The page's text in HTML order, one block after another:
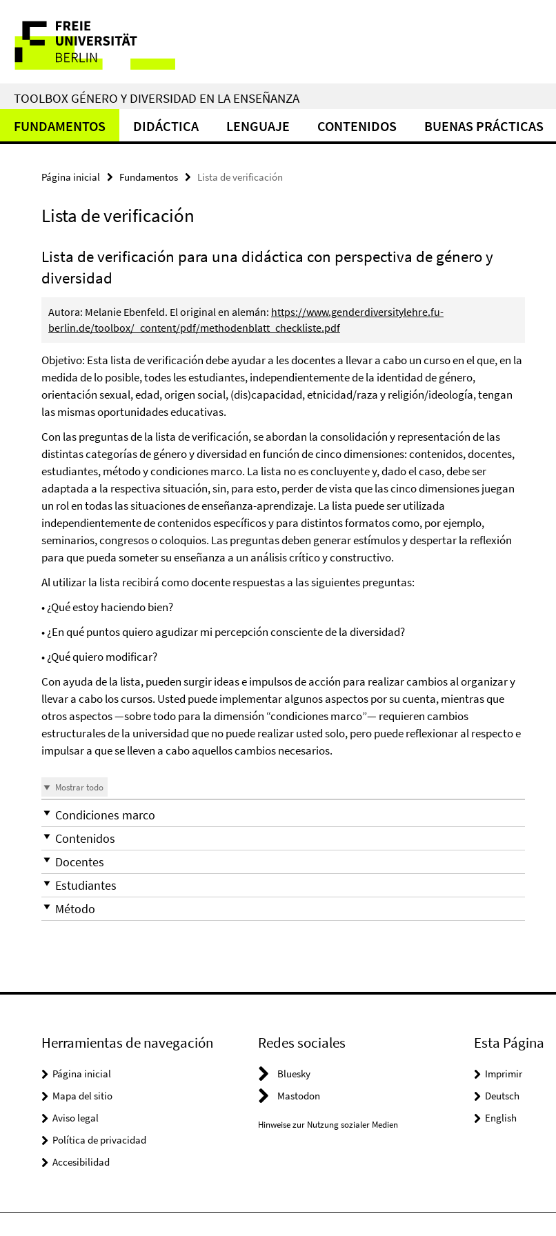
direkt
Inhalt
Herramientas
de
navegación
TOOLBOX GÉNERO Y DIVERSIDAD EN LA ENSEÑANZA
FUNDAMENTOS DIDÁCTICA LENGUAJE CONTENIDOS BUENAS PRÁCTICAS
Página inicial Fundamentos Lista de verificación
Lista de verificación
Lista de verificación para una didáctica con perspectiva de género y
diversidad
Autora: Melanie Ebenfeld. El original en alemán: https://www.genderdiversitylehre.fu-
berlin.de/toolbox/_content/pdf/methodenblatt_checkliste.pdf
Objetivo: Esta lista de verificación debe ayudar a les docentes a llevar a cabo un curso en el que, en la
medida de lo posible, todes les estudiantes, independientemente de la identidad de género,
orientación sexual, edad, origen social, (dis)capacidad, etnicidad/raza y religión/ideología, tengan
las mismas oportunidades educativas.
Con las preguntas de la lista de verificación, se abordan la consolidación y representación de las
distintas categorías de género y diversidad en función de cinco dimensiones: contenidos, docentes,
estudiantes, método y condiciones marco. La lista no es concluyente y, dado el caso, debe ser
adaptada a la respectiva situación, sin, para esto, perder de vista que las cinco dimensiones juegan
un rol en todas las situaciones de enseñanza-aprendizaje. La lista puede ser utilizada
independientemente de contenidos específicos y para distintos formatos como, por ejemplo,
seminarios, congresos o coloquios. Las preguntas deben generar estímulos y despertar la reflexión
para que pueda someter su enseñanza a un análisis crítico y constructivo.
Al utilizar la lista recibirá como docente respuestas a las siguientes preguntas:
• ¿Qué estoy haciendo bien?
• ¿En qué puntos quiero agudizar mi percepción consciente de la diversidad?
• ¿Qué quiero modificar?
Con ayuda de la lista, pueden surgir ideas e impulsos de acción para realizar cambios al organizar y
llevar a cabo los cursos. Usted puede implementar algunos aspectos por su cuenta, mientras que
otros aspectos —sobre todo para la dimensión “condiciones marco”— requieren cambios
estructurales de la universidad que no puede realizar usted solo, pero puede reflexionar al respecto e
impulsar a que se lleven a cabo aquellos cambios necesarios.
Mostrar todo
Condiciones marco
Contenidos
Docentes
Estudiantes
Método
Herramientas de navegación
Página inicial
Mapa del sitio
Aviso legal
Política de privacidad
Accesibilidad
Redes sociales
Bluesky
Mastodon
Hinweise zur Nutzung sozialer Medien
Esta Página
Imprimir
Deutsch
English